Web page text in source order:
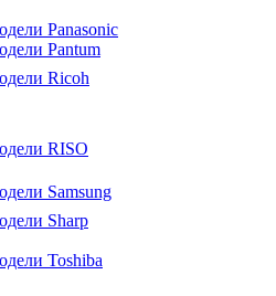
Panasonic
Pantum
Ricoh
RISO
Samsung
Sharp
Toshiba